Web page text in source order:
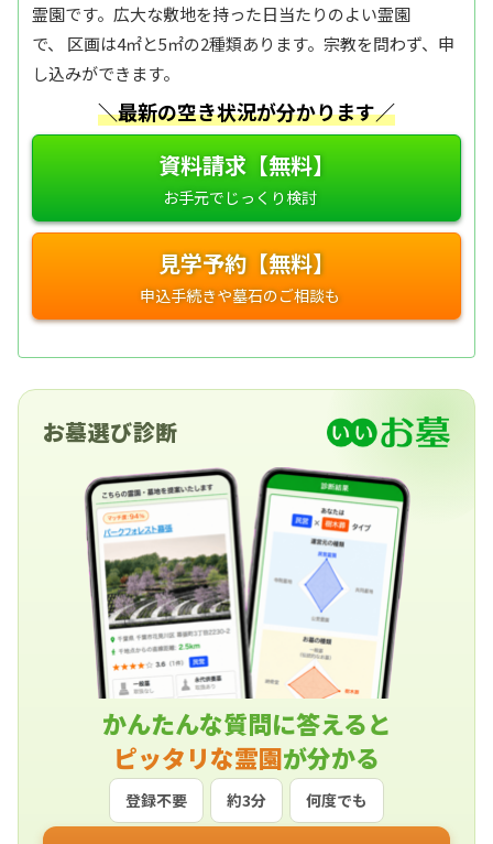
霊園です。広大な敷地を持った日当たりのよい霊園
で、 区画は4㎡と5㎡の2種類あります。宗教を問わず、申
し込みができます。
＼最新の空き状況が分かります／
資料請求【無料】
見学予約【無料】
お墓選び診断
かんたんな質問に答えると
ピッタリな霊園が分かる
登録不要 約3分 何度でも